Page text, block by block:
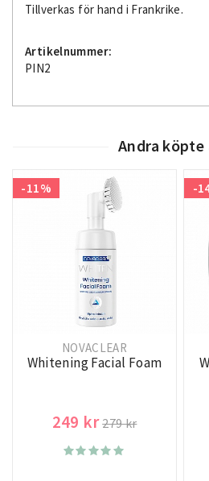
Tillverkas för hand i Frankrike.
Artikelnummer:
PIN2
Andra köpte
-11%
NOVACLEAR
Whitening Facial Foam
249 kr279 kr
-